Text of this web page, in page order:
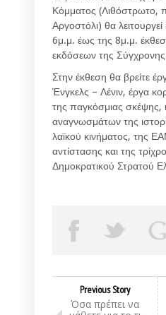
Κόμματος (Λιθόστρωτο,
Αργοστόλι) θα
6μ.μ. έως της 8μ.μ.
εκδόσεων της
Στην έκθεση θα βρείτε
Ένγκελς – Λένιν, έργα
της παγκόσμιας σκέψης,
αναγνωσμάτων της
λαϊκού κινήματος, της
αντίστασης και της
Δημοκρατικού Στρατού
Previous Story
Όσα πρέπει να